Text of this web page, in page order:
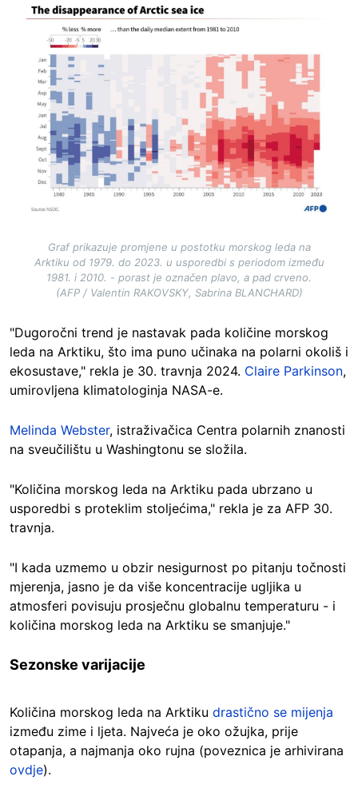
Image
Graf prikazuje promjene u postotku morskog leda na
Arktiku od 1979. do 2023. u usporedbi s periodom između
1981. i 2010. - porast je označen plavo, a pad crveno.
(AFP / Valentin RAKOVSKY, Sabrina BLANCHARD)
"Dugoročni trend je nastavak pada količine morskog
leda na Arktiku, što ima puno učinaka na polarni okoliš i
ekosustave," rekla je 30. travnja 2024. Claire Parkinson,
umirovljena klimatologinja NASA-e.
Melinda Webster, istraživačica Centra polarnih znanosti
na sveučilištu u Washingtonu se složila.
"Količina morskog leda na Arktiku pada ubrzano u
usporedbi s proteklim stoljećima," rekla je za AFP 30.
travnja.
"I kada uzmemo u obzir nesigurnost po pitanju točnosti
mjerenja, jasno je da više koncentracije ugljika u
atmosferi povisuju prosječnu globalnu temperaturu - i
količina morskog leda na Arktiku se smanjuje."
Sezonske varijacije
Količina morskog leda na Arktiku drastično se mijenja
između zime i ljeta. Najveća je oko ožujka, prije
otapanja, a najmanja oko rujna (poveznica je arhivirana
ovdje).